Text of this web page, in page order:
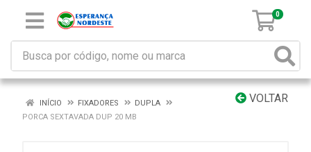
0
VOLTAR
INÍCIO FIXADORES
DUPLA
PORCA SEXTAVADA DUP 20 MB